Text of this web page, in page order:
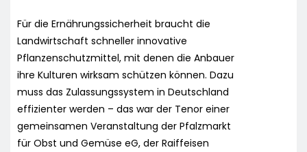
Für die Ernährungssicherheit braucht die
Landwirtschaft schneller innovative
Pflanzenschutzmittel, mit denen die Anbauer
ihre Kulturen wirksam schützen können. Dazu
muss das Zulassungssystem in Deutschland
effizienter werden – das war der Tenor einer
gemeinsamen Veranstaltung der Pfalzmarkt
für Obst und Gemüse eG, der Raiffeisen